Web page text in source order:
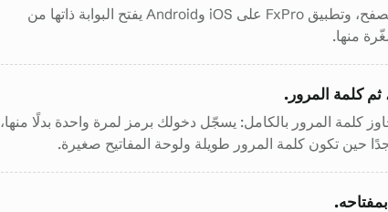
تعمل البوابة في أي متصفح، وتطبيق FxPro على iOS وAndroid يفتح البوابة ذاتها من
منها.
ثم كلمة المرور.
كلمة المرور بالكامل: يسجّل دخولك برمز لمرة واحدة بدلًا منها،